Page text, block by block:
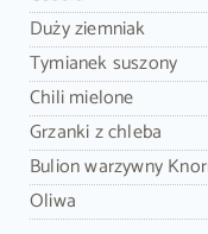
Duży ziemniak
Tymianek suszony
Chili mielone
Grzanki z chleba
Bulion warzywny
Oliwa